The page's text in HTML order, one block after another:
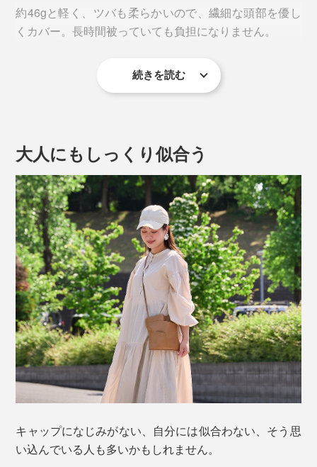
約46gと軽く、ツバも柔らかいので、繊細な頭部を優し
くカバー。長時間被っていても負担になりません。
ツバには、形状記憶素材「EVD」を使用。
ツバをくるっと丸めれば、手のひらサイズの小ささに。
小さめのショルダーバッグやポケットにも、すっぽり入
れられます。
あらかじめ熱処理で曲げ加工済みのため、再び帽子を広
続きを読む
大人にもしっくり似合う
キャップになじみがない、自分には似合わない、そう思
い込んでいる人も多いかもしれません。